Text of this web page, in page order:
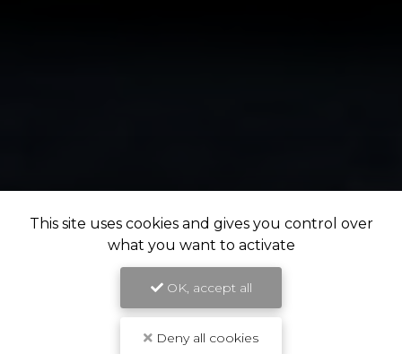
This site uses cookies and gives you control over
what you want to activate
OK, accept all
Deny all cookies